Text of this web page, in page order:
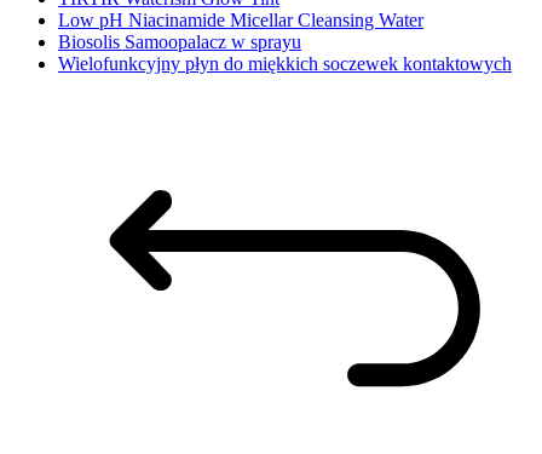
Low pH Niacinamide Micellar Cleansing Water
Biosolis Samoopalacz w sprayu
Wielofunkcyjny płyn do miękkich soczewek kontaktowych